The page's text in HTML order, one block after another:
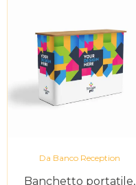
Da Banco Reception
Banchetto portatile,